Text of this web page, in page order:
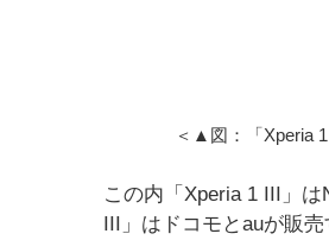
＜▲図：「Xperia
この内「Xperia 1 III」
III」はドコモとauが販